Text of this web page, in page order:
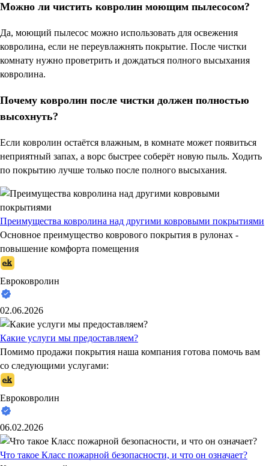
Можно ли чистить ковролин моющим пылесосом?
Да, моющий пылесос можно использовать для освежения
ковролина, если не переувлажнять покрытие. После чистки
комнату нужно проветрить и дождаться полного высыхания
ковролина.
Почему ковролин после чистки должен полностью
высохнуть?
Если ковролин остаётся влажным, в комнате может появиться
неприятный запах, а ворс быстрее соберёт новую пыль. Ходить
по покрытию лучше только после полного высыхания.
Преимущества ковролина над другими ковровыми покрытиями
Основное преимущество коврового покрытия в рулонах -
повышение комфорта помещения
Евроковролин
02.06.2026
Какие услуги мы предоставляем?
Помимо продажи покрытия наша компания готова помочь вам
со следующими услугами:
Евроковролин
06.02.2026
Что такое Класс пожарной безопасности, и что он означает?